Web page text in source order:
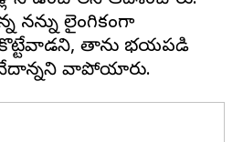
నన్ను లైంగికంగా
తాను భయపడి